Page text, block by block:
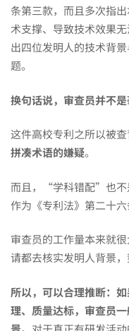
动
作，
IPR
都
看
懂
了
条第三款，而且多次指
术支撑、导致技术效果
出四位发明人的技术背
题。
换句话说，审查员并不
这件高校专利之所以被
拼凑术语的嫌疑。
而且，“学科错配”也不
作为《专利法》第二十
审查员的工作量本来就
请都去核实发明人背景
所以，可以合理推断：
理、质量达标，审查员